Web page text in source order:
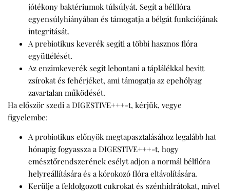
jótékony baktériumok túlsúlyát. Segít a bélflóra
egyensúlyhiányában és támogatja a bélgát funkciójának
integritását.
A prebiotikus keverék segíti a többi hasznos flóra
együttélését.
Az enzimkeverék segít lebontani a táplálékkal bevitt
zsírokat és fehérjéket, ami támogatja az epehólyag
zavartalan működését.
Ha először szedi a DIGESTIVE+++-t, kérjük, vegye
figyelembe:
A probiotikus előnyök megtapasztalásához legalább hat
hónapig fogyassza a DIGESTIVE+++-t, hogy
emésztőrendszerének esélyt adjon a normál bélflóra
helyreállítására és a kórokozó flóra eltávolítására.
Kerülje a feldolgozott cukrokat és szénhidrátokat, mivel